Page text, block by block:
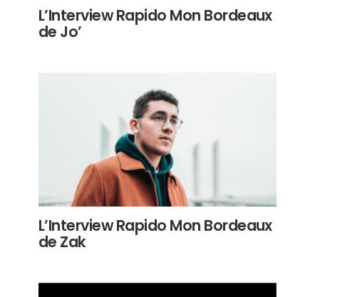
L’Interview Rapido Mon Bordeaux
de Jo’
L’Interview Rapido Mon Bordeaux
de Zak